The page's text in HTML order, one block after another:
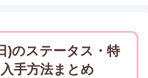
)のステータス・特
手方法まとめ